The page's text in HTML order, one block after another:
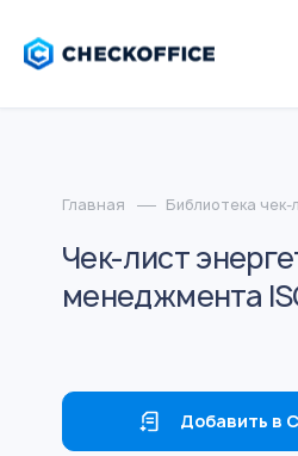
Главная Библиотека чек-
Чек-лист
менеджмента
Добавить в